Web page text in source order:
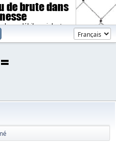
de brute dans
débiles, violents.